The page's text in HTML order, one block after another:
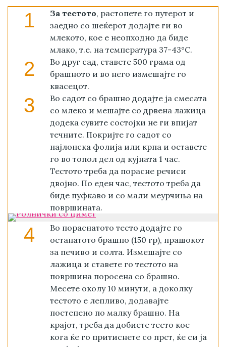
1 За тестото, растопете го путерот и
заедно со шеќерот додајте ги во
млекото, кое е неопходно да биде
млако, т.е. на температура 37-43°С.
2
Во друг сад, ставете 500 грама од
брашното и во него измешајте го
квасецот.
3
Во садот со брашно додајте ја смесата
со млеко и мешајте со дрвена лажица
додека сувите состојки не ги впијат
течните. Покријте го садот со
најлонска фолија или крпа и оставете
го во топол дел од кујната 1 час.
Тестото треба да порасне речиси
двојно. По еден час, тестото треба да
биде пуфкаво и со мали меурчиња на
површината.
4
Во пораснатото тесто додајте го
останатото брашно (150 гр), прашокот
за печиво и солта. Измешајте со
лажица и ставете го тестото на
површина поросена со брашно.
Месете околу 10 минути, а доколку
тестото е лепливо, додавајте
постепено по малку брашно. На
крајот, треба да добиете тесто кое
кога ќе го притиснете со прст, ќе си ја